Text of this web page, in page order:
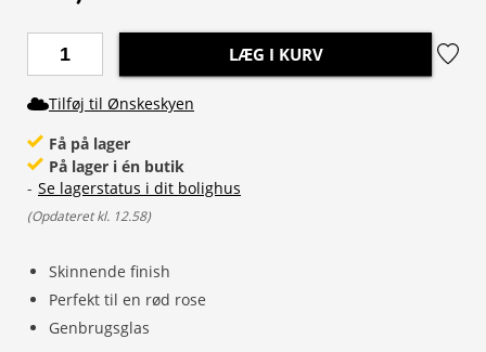
Skinnende finish
Perfekt til en rød rose
Genbrugsglas
LÆG I KURV
Tilføj til Ønskeskyen
Få på lager
På lager i én butik
- Se lagerstatus i dit bolighus
(Opdateret kl. 12.58)